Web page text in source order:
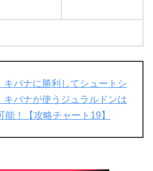
キバナに勝利してシュートシ
キバナが使うジュラルドンは
能！【攻略チャート19】